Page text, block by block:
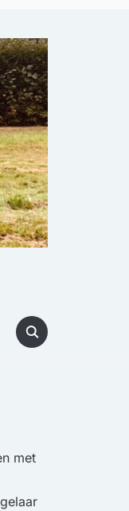
met